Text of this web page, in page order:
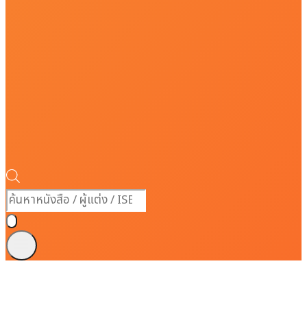
Products
search